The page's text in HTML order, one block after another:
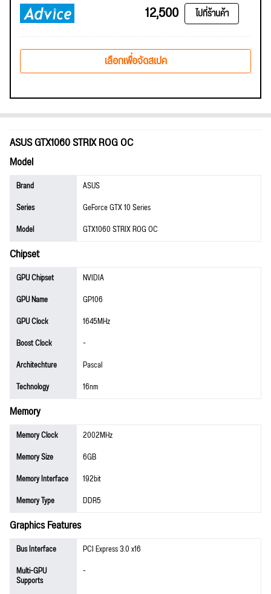
12,500 ไปที่ร้านค้า
เลือกเพื่อจัดสเปค
ASUS GTX1060 STRIX ROG OC
Model
Brand
ASUS
Series
GeForce GTX 10 Series
Model
GTX1060 STRIX ROG OC
Chipset
GPU Chipset
NVIDIA
GPU Name
GP106
GPU Clock
1645MHz
Boost Clock
-
Architechture
Pascal
Technology
16nm
Memory
Memory Clock
2002MHz
Memory Size
6GB
Memory Interface
192bit
Memory Type
DDR5
Graphics Features
Bus Interface
PCI Express 3.0 x16
Multi-GPU
Supports
-